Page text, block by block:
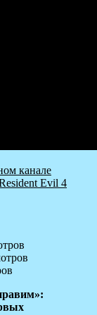
канале
Evil 4